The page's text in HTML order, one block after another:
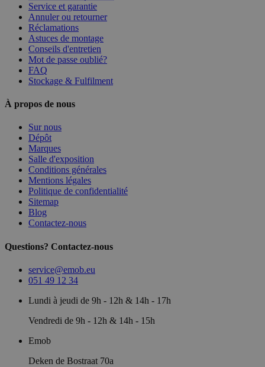
Service et garantie
Annuler ou retourner
Réclamations
Astuces de montage
Conseils d'entretien
Mot de passe oublié?
FAQ
Stockage & Fulfilment
À propos de nous
Sur nous
Dépôt
Marques
Salle d'exposition
Conditions générales
Mentions légales
Politique de confidentialité
Sitemap
Blog
Contactez-nous
Questions? Contactez-nous
service@emob.eu
051 49 12 34
Lundi à jeudi de 9h - 12h & 14h - 17h
Vendredi de 9h - 12h & 14h - 15h
Emob
Deken de Bostraat 70a